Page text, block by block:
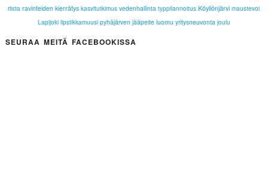
riista ravinteiden kierrätys kasvitutkimus vedenhallinta typpilannoitus Köyliönjärvi maustevoi
Lapijoki lipstikkamuusi pyhäjärven jääpeite luomu yritysneuvonta joulu
SEURAA MEITÄ FACEBOOKISSA